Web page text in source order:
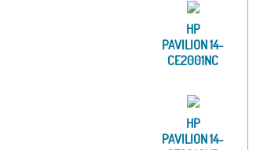
HP
PAVILION 14-
CE2001NC
HP
PAVILION 14-